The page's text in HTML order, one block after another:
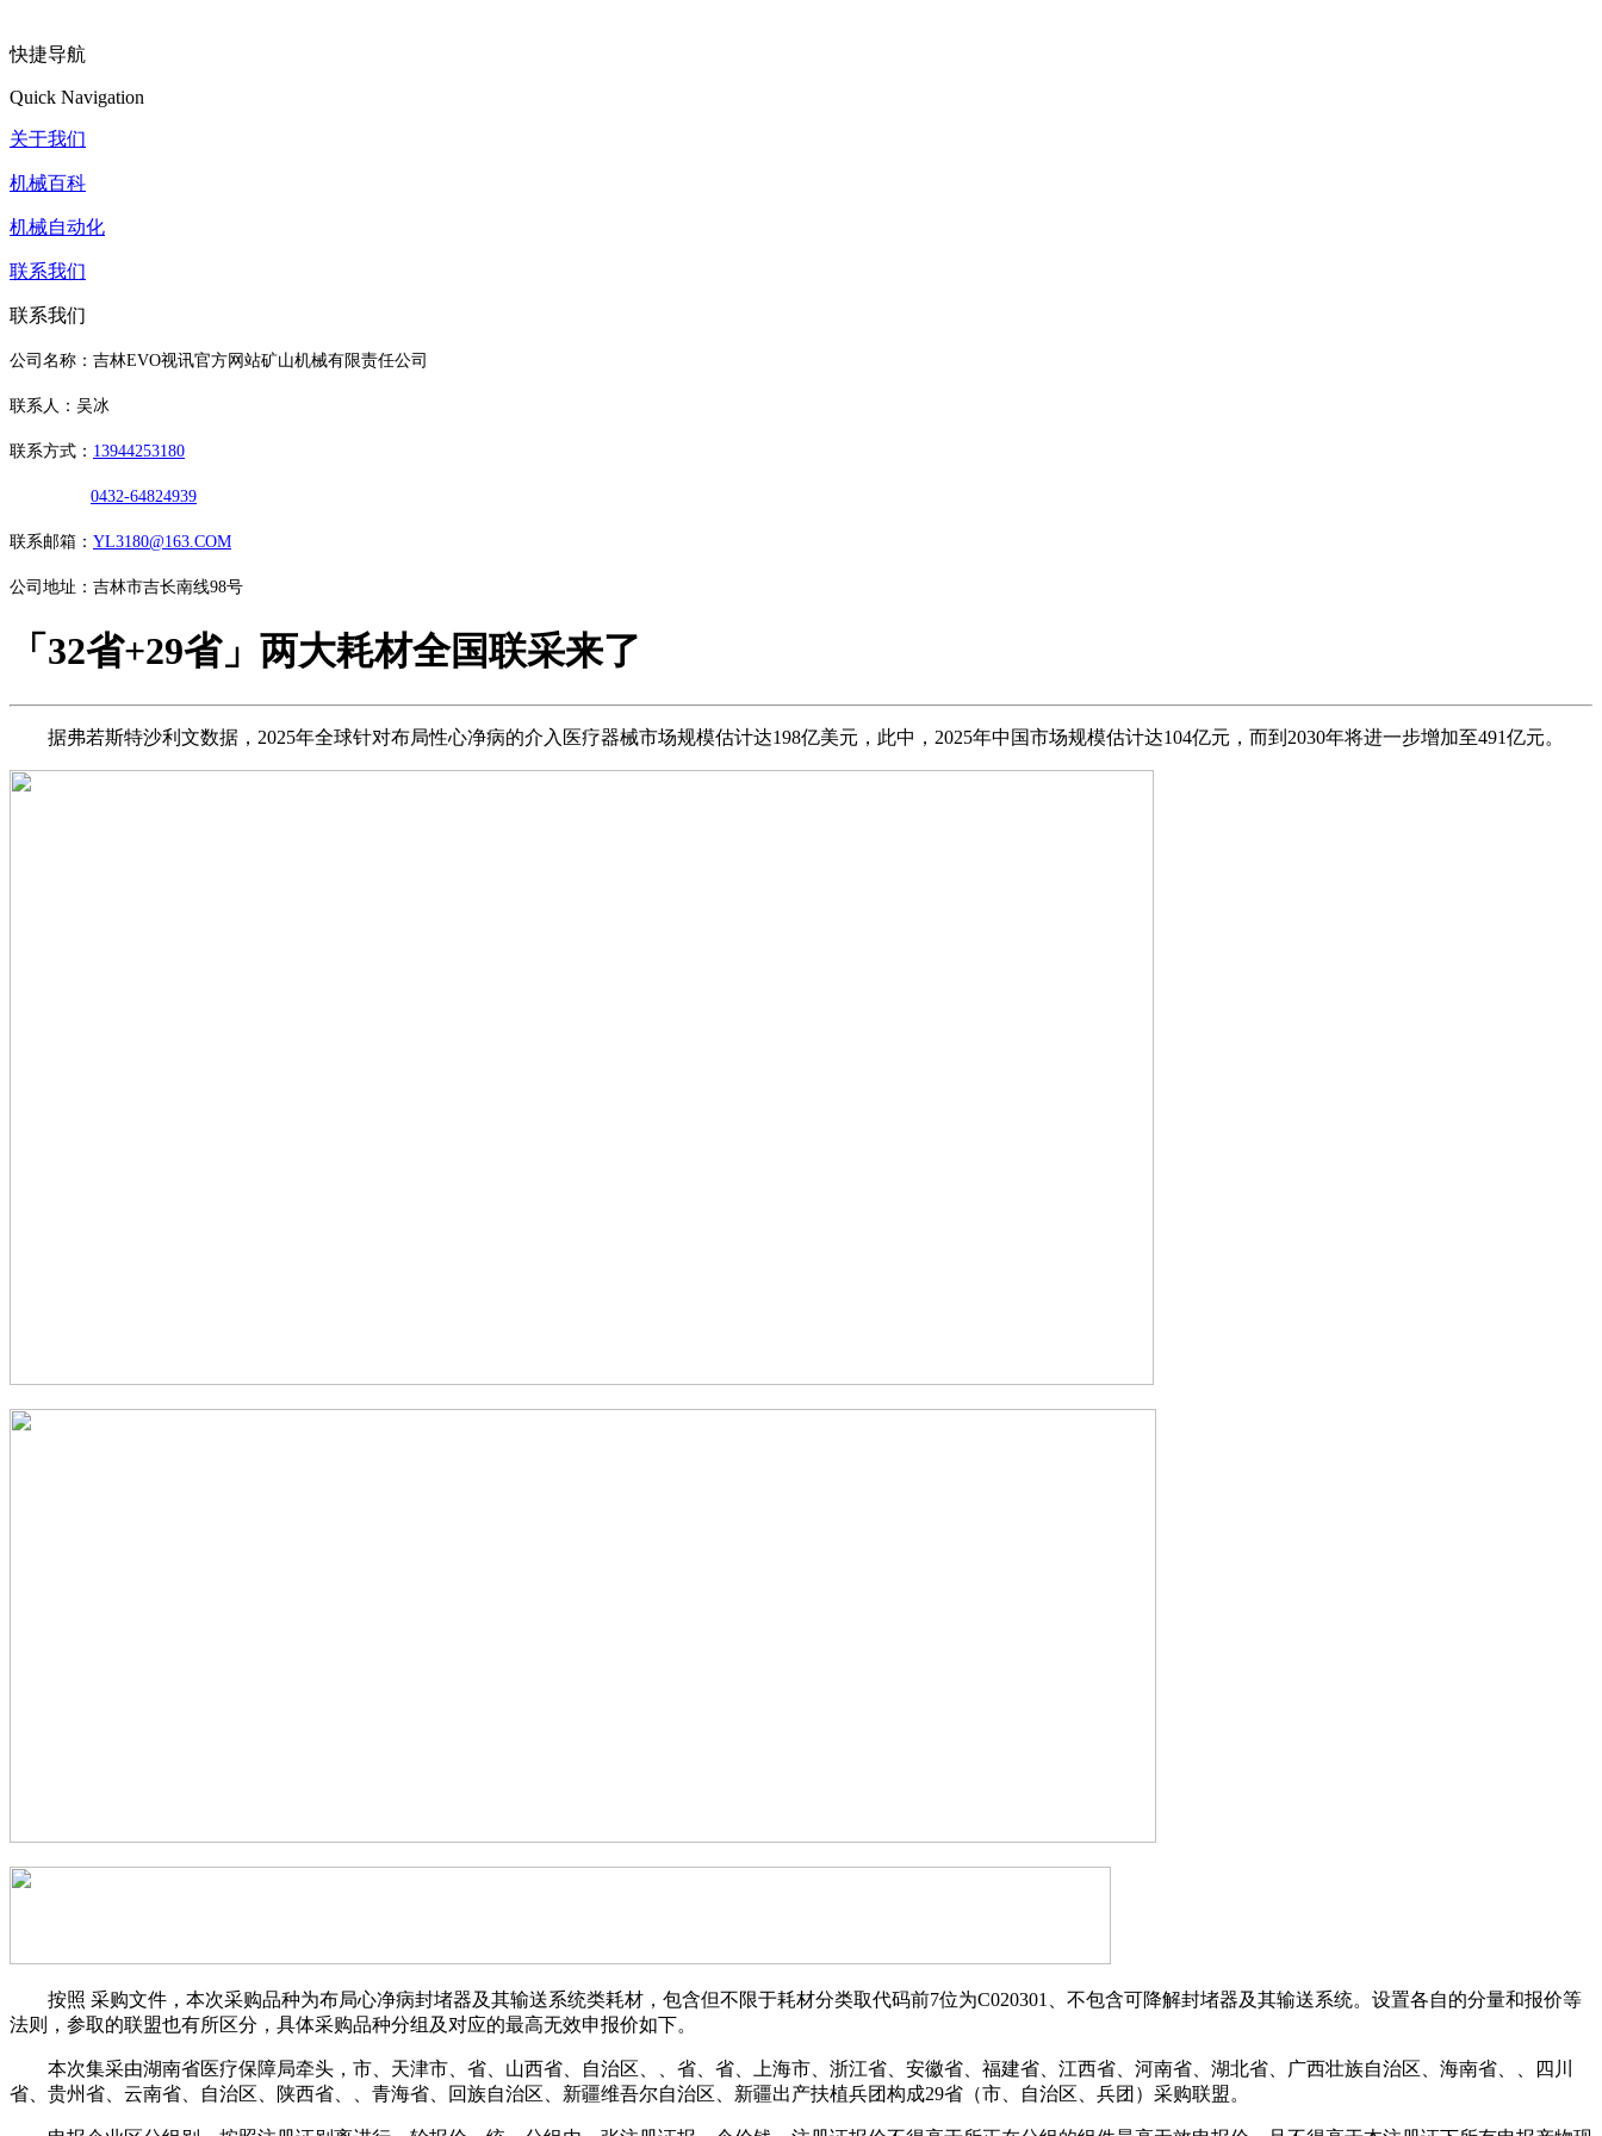
快捷导航
Quick Navigation
关于我们
机械百科
机械自动化
联系我们
联系我们
公司名称：吉林EVO视讯官方网站矿山机械有限责任公司
联系人：吴冰
联系方式： 13944253180
0432-64824939
联系邮箱： YL3180@163.COM
公司地址：吉林市吉长南线98号
「32省+29省」两大耗材全国联采来了
据弗若斯特沙利文数据，2025年全球针对布局性心净病的介入医疗器械市场规模估计达198亿美元，此中，2025年中国市场规模估计达104亿元，而到2030年将进一步增加至491亿元。
按照 采购文件，本次采购品种为布局心净病封堵器及其输送系统类耗材，包含但不限于耗材分类取代码前7位为C020301、不包含可降解封堵器及其输送系统。设置各自的分量和报价等
法则，参取的联盟也有所区分，具体采购品种分组及对应的最高无效申报价如下。
本次集采由湖南省医疗保障局牵头，市、天津市、省、山西省、自治区、、省、省、上海市、浙江省、安徽省、福建省、江西省、河南省、湖北省、广西壮族自治区、海南省、、四川
省、贵州省、云南省、自治区、陕西省、、青海省、回族自治区、新疆维吾尔自治区、新疆出产扶植兵团构成29省（市、自治区、兵团）采购联盟。